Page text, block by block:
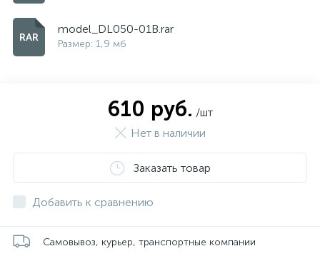
model_DL050-01B.rar
Размер: 1,9 мб
610 руб. /шт
Нет в наличии
Заказать товар
Добавить к сравнению
Самовывоз, курьер, транспортные компании